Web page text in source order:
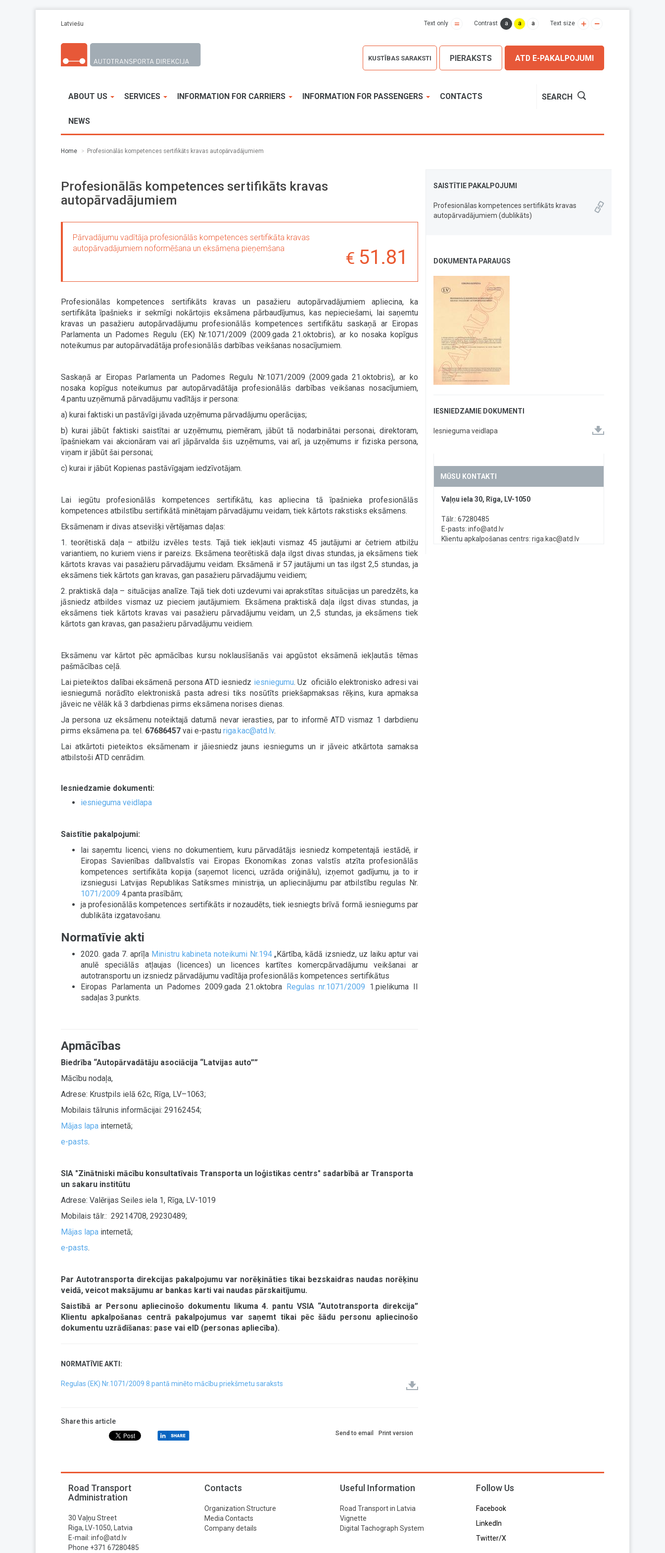
Latviešu Text only Contrast a a a Text size
ATD E-PAKALPOJUMI
PIERAKSTS
KUSTĪBAS SARAKSTI
ABOUT US SERVICES INFORMATION FOR CARRIERS INFORMATION FOR PASSENGERS CONTACTS
NEWS
SEARCH
Home Profesionālās kompetences sertifikāts kravas autopārvadājumiem
Profesionālās kompetences sertifikāts kravas
autopārvadājumiem
Pārvadājumu vadītāja profesionālās kompetences sertifikāta kravas
autopārvadājumiem noformēšana un eksāmena pieņemšana
51.81
Profesionālas kompetences sertifikāts kravas un pasažieru autopārvadājumiem apliecina, ka
sertifikāta īpašnieks ir sekmīgi nokārtojis eksāmena pārbaudījumus, kas nepieciešami, lai saņemtu
kravas un pasažieru autopārvadājumu profesionālās kompetences sertifikātu saskaņā ar Eiropas
Parlamenta un Padomes Regulu (EK) Nr.1071/2009 (2009.gada 21.oktobris), ar ko nosaka kopīgus
noteikumus par autopārvadātāja profesionālās darbības veikšanas nosacījumiem.
Saskaņā ar Eiropas Parlamenta un Padomes Regulu Nr.1071/2009 (2009.gada 21.oktobris), ar ko
nosaka kopīgus noteikumus par autopārvadātāja profesionālās darbības veikšanas nosacījumiem,
4.pantu uzņēmumā pārvadājumu vadītājs ir persona:
a) kurai faktiski un pastāvīgi jāvada uzņēmuma pārvadājumu operācijas;
b) kurai jābūt faktiski saistītai ar uzņēmumu, piemēram, jābūt tā nodarbinātai personai, direktoram,
īpašniekam vai akcionāram vai arī jāpārvalda šis uzņēmums, vai arī, ja uzņēmums ir fiziska persona,
viņam ir jābūt šai personai;
c) kurai ir jābūt Kopienas pastāvīgajam iedzīvotājam.
Lai iegūtu profesionālās kompetences sertifikātu, kas apliecina tā īpašnieka profesionālās
kompetences atbilstību sertifikātā minētajam pārvadājumu veidam, tiek kārtots rakstisks eksāmens.
Eksāmenam ir divas atsevišķi vērtējamas daļas:
1. teorētiskā daļa – atbilžu izvēles tests. Tajā tiek iekļauti vismaz 45 jautājumi ar četriem atbilžu
variantiem, no kuriem viens ir pareizs. Eksāmena teorētiskā daļa ilgst divas stundas, ja eksāmens tiek
kārtots kravas vai pasažieru pārvadājumu veidam. Eksāmenā ir 57 jautājumi un tas ilgst 2,5 stundas, ja
eksāmens tiek kārtots gan kravas, gan pasažieru pārvadājumu veidiem;
2. praktiskā daļa – situācijas analīze. Tajā tiek doti uzdevumi vai aprakstītas situācijas un paredzēts, ka
jāsniedz atbildes vismaz uz pieciem jautājumiem. Eksāmena praktiskā daļa ilgst divas stundas, ja
eksāmens tiek kārtots kravas vai pasažieru pārvadājumu veidam, un 2,5 stundas, ja eksāmens tiek
kārtots gan kravas, gan pasažieru pārvadājumu veidiem.
Eksāmenu var kārtot pēc apmācības kursu noklausīšanās vai apgūstot eksāmenā iekļautās tēmas
pašmācības ceļā.
Lai pieteiktos dalībai eksāmenā persona ATD iesniedz iesniegumu. Uz oficiālo elektronisko adresi vai
iesniegumā norādīto elektroniskā pasta adresi tiks nosūtīts priekšapmaksas rēķins, kura apmaksa
jāveic ne vēlāk kā 3 darbdienas pirms eksāmena norises dienas.
Ja persona uz eksāmenu noteiktajā datumā nevar ierasties, par to informē ATD vismaz 1 darbdienu
pirms eksāmena pa. tel. 67686457 vai e-pastu riga.kac@atd.lv.
Lai atkārtoti pieteiktos eksāmenam ir jāiesniedz jauns iesniegums un ir jāveic atkārtota samaksa
atbilstoši ATD cenrādim.
Iesniedzamie dokumenti:
iesnieguma veidlapa
Saistītie pakalpojumi:
lai saņemtu licenci, viens no dokumentiem, kuru pārvadātājs iesniedz kompetentajā iestādē, ir
Eiropas Savienības dalībvalstīs vai Eiropas Ekonomikas zonas valstīs atzīta profesionālās
kompetences sertifikāta kopija (saņemot licenci, uzrāda oriģinālu), izņemot gadījumu, ja to ir
izsniegusi Latvijas Republikas Satiksmes ministrija, un apliecinājumu par atbilstību regulas Nr.
1071/2009 4.panta prasībām;
ja profesionālās kompetences sertifikāts ir nozaudēts, tiek iesniegts brīvā formā iesniegums par
dublikāta izgatavošanu.
Normatīvie akti
2020. gada 7. aprīļa Ministru kabineta noteikumi Nr.194„Kārtība, kādā izsniedz, uz laiku aptur vai
anulē speciālās atļaujas (licences) un licences kartītes komercpārvadājumu veikšanai ar
autotransportu un izsniedz pārvadājumu vadītāja profesionālās kompetences sertifikātus
Eiropas Parlamenta un Padomes 2009.gada 21.oktobra Regulas nr.1071/2009 1.pielikuma II
sadaļas 3.punkts.
Apmācības
Biedrība “Autopārvadātāju asociācija “Latvijas auto””
Mācību nodaļa,
Adrese: Krustpils ielā 62c, Rīga, LV–1063;
Mobilais tālrunis informācijai: 29162454;
Mājas lapa internetā;
e-pasts.
SIA "Zinātniski mācību konsultatīvais Transporta un loģistikas centrs" sadarbībā ar Transporta
un sakaru institūtu
Adrese: Valērijas Seiles iela 1, Rīga, LV-1019
Mobilais tālr.: 29214708, 29230489;
Mājas lapa internetā;
e-pasts.
Par Autotransporta direkcijas pakalpojumu var norēķināties tikai bezskaidras naudas norēķinu
veidā, veicot maksājumu ar bankas karti vai naudas pārskaitījumu.
Saistībā ar Personu apliecinošo dokumentu likuma 4. pantu VSIA “Autotransporta direkcija”
Klientu apkalpošanas centrā pakalpojumus var saņemt tikai pēc šādu personu apliecinošo
dokumentu uzrādīšanas: pase vai eID (personas apliecība).
NORMATĪVIE AKTI:
Regulas (EK) Nr.1071/2009 8.pantā minēto mācību priekšmetu saraksts
Share this article
Print version
Send to email
SAISTĪTIE PAKALPOJUMI
Profesionālas kompetences sertifikāts kravas
autopārvadājumiem (dublikāts)
DOKUMENTA PARAUGS
IESNIEDZAMIE DOKUMENTI
Iesnieguma veidlapa
MŪSU KONTAKTI
Vaļņu iela 30, Rīga, LV-1050
Tālr.: 67280485
E-pasts: info@atd.lv
Klientu apkalpošanas centrs: riga.kac@atd.lv
Road Transport
Administration
30 Vaļņu Street
Riga, LV-1050, Latvia
E-mail: info@atd.lv
Phone +371 67280485
Contacts
Organization Structure
Media Contacts
Company details
Useful Information
Road Transport in Latvia
Vignette
Digital Tachograph System
Follow Us
Facebook
LinkedIn
Twitter/X